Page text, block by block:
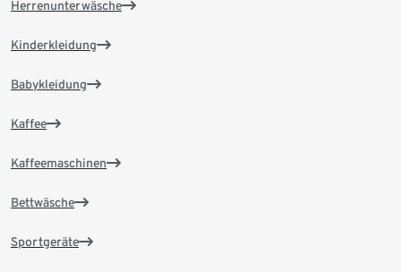
Herrenunterwäsche
Kinderkleidung
Babykleidung
Kaffee
Kaffeemaschinen
Bettwäsche
Sportgeräte